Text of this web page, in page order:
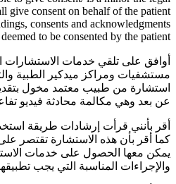
give consent on behalf of the patient
consents and acknowledgments
to be consented by the patient.
أوافق على تلقي خدمات الاستشارات
مستشفيات ومراكز ميدكير الطبية
استشارة من طبيب معتمد مخول
عن بعد وهي مكالمة محادثة فيديو
أقر بأنني قرأت إرشادات طريقة
كما أقر بأن هذه الاستشارة تقتصر
يمكن معها الحصول على خدمات
والإجراءات المناسبة التي يجب